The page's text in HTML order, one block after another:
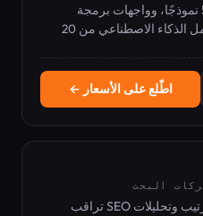
ذكاء اصطناعي تضم أكثر من 50 نموذجًا، وواجهات برمجة
أدوات مجانية متاحة | مساحة عمل الذكاء الاصطناعي من 20
اطّلع على الأسعار ←
البحث
Nightwatch هي منصة لتتبع الترتيب وتحليلات SEO تراقب